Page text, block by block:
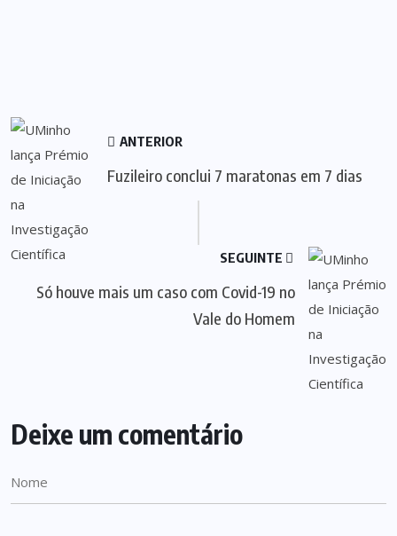
ANTERIOR
Fuzileiro conclui 7 maratonas em 7 dias
SEGUINTE
Só houve mais um caso com Covid-19 no
Vale do Homem
Deixe um comentário